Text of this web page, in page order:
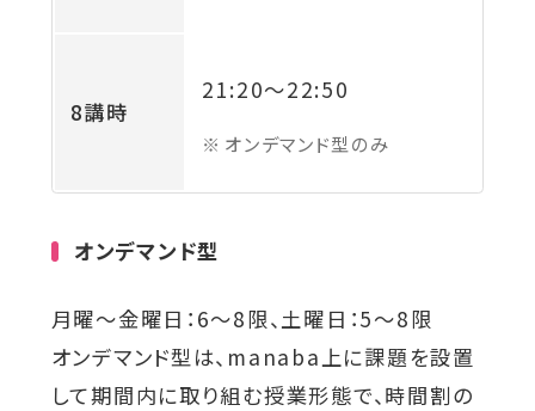
8講時
21:20～22:50
オンデマンド型のみ
オンデマンド型
月曜～金曜日：6～8限、土曜日：5～8限
オンデマンド型は、manaba上に課題を設置
して期間内に取り組む授業形態で、時間割の